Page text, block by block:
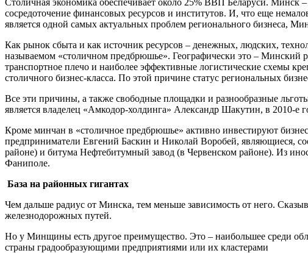
сосредоточение финансовых ресурсов и институтов. И, что еще
является одной самых актуальных проблем регионального бизнеса,
Как рынок сбыта и как источник ресурсов – денежных, людских,
называемом «столичном предбрюшье». Географически это –
транспортное плечо и наиболее эффективные логистические схемы
столичного бизнес-класса. По этой причине статус региональных
Все эти причины, а также свободные площадки и разнообразные
является владелец «Амкодор-холдинга» Александр Шакутин, в 2010-
Кроме минчан в «столичное предбрюшье» активно инвестируют
предприниматели Евгений Баскин и Николай Воробей, являющиеся,
районе) и битума Нефтебитумный завод (в Червенском районе). Из
Фаниполе.
База на районных гигантах
Чем дальше радиус от Минска, тем меньше зависимость от него.
железнодорожных путей.
Но у Минщины есть другое преимущество. Это – наибольшее среди
страны градообразующими предприятиями или их кластерами